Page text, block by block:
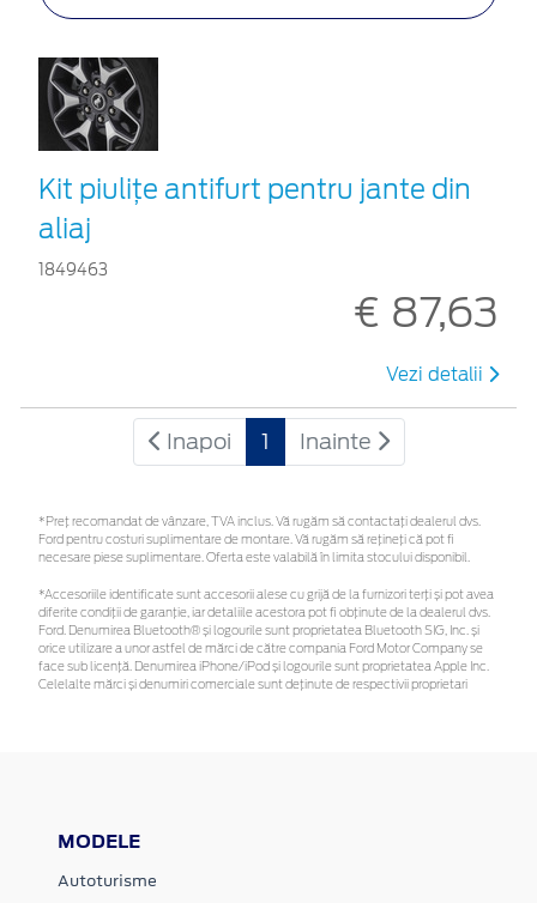
Kit piuliţe antifurt pentru jante din
aliaj
1849463
€ 87,63
Vezi detalii
Inapoi 1 Inainte
*Preţ recomandat de vânzare, TVA inclus. Vă rugăm să contactaţi dealerul dvs.
Ford pentru costuri suplimentare de montare. Vă rugăm să rețineți că pot fi
necesare piese suplimentare. Oferta este valabilă în limita stocului disponibil.
*Accesoriile identificate sunt accesorii alese cu grijă de la furnizori terți și pot avea
diferite condiții de garanție, iar detaliile acestora pot fi obținute de la dealerul dvs.
Ford. Denumirea Bluetooth® și logourile sunt proprietatea Bluetooth SIG, Inc. și
orice utilizare a unor astfel de mărci de către compania Ford Motor Company se
face sub licență. Denumirea iPhone/iPod și logourile sunt proprietatea Apple Inc.
Celelalte mărci și denumiri comerciale sunt deținute de respectivii proprietari
MODELE
Autoturisme